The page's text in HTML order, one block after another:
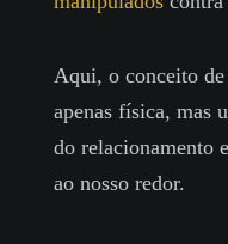
Aqui, o conceito
apenas física, mas
do relacionamento
ao nosso redor.